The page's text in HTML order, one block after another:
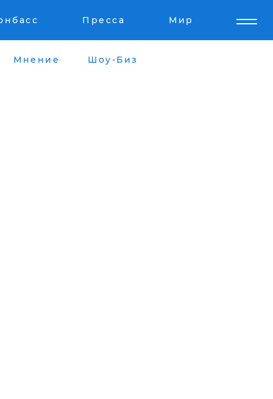
Пресса Мир
Мнение Шоу-Биз